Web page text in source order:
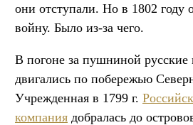
они отступали. Но в 1802 году
войну. Было из-за чего.
В погоне за пушниной русские
двигались по побережью
Учрежденная в 1799 г.
компания добралась до